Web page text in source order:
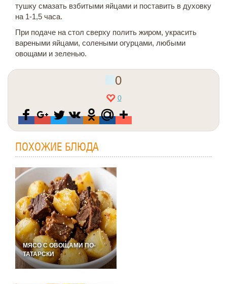
тушку смазать взбитыми яйцами и поставить в духовку
на 1-1,5 часа.
При подаче на стол сверху полить жиром, украсить
вареными яйцами, солеными огурцами, любыми
овощами и зеленью.
0
0
ПОХОЖИЕ БЛЮДА
МЯСО С ОВОЩАМИ ПО-
ТАТАРСКИ